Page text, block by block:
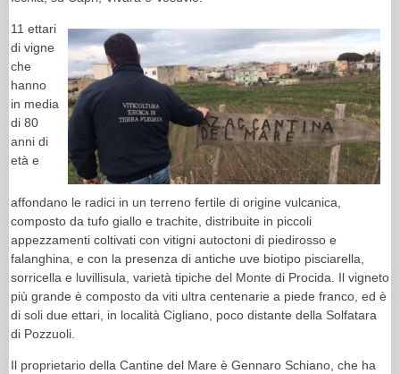
11 ettari
di vigne
che
hanno
in media
di 80
anni di
età e
affondano le radici in un terreno fertile di origine vulcanica,
composto da tufo giallo e trachite, distribuite in piccoli
appezzamenti coltivati con vitigni autoctoni di piedirosso e
falanghina, e con la presenza di antiche uve biotipo pisciarella,
sorricella e luvillisula, varietà tipiche del Monte di Procida. Il vigneto
più grande è composto da viti ultra centenarie a piede franco, ed è
di soli due ettari, in località Cigliano, poco distante della Solfatara
di Pozzuoli.
Il proprietario della Cantine del Mare è Gennaro Schiano, che ha